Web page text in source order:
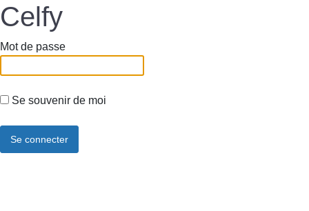
Celfy
Mot de passe
Se souvenir de moi